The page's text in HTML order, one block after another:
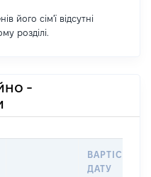
його сім'ї відсутні
розділі.
-
ВАРТІСТЬ НА
ДАТУ